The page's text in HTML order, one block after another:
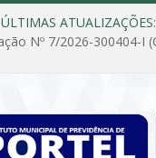
ÚLTIMAS ATUALIZAÇÕES: